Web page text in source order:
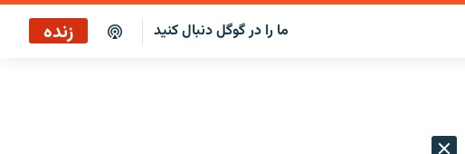
ما را در گوگل دنبال کنید زنده